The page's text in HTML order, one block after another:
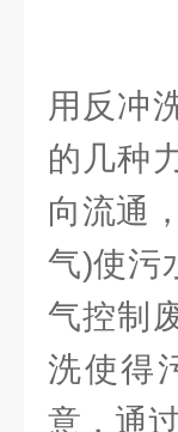
物
用反冲
的几种
向流通
气)使污
气控制
洗使得
意，通